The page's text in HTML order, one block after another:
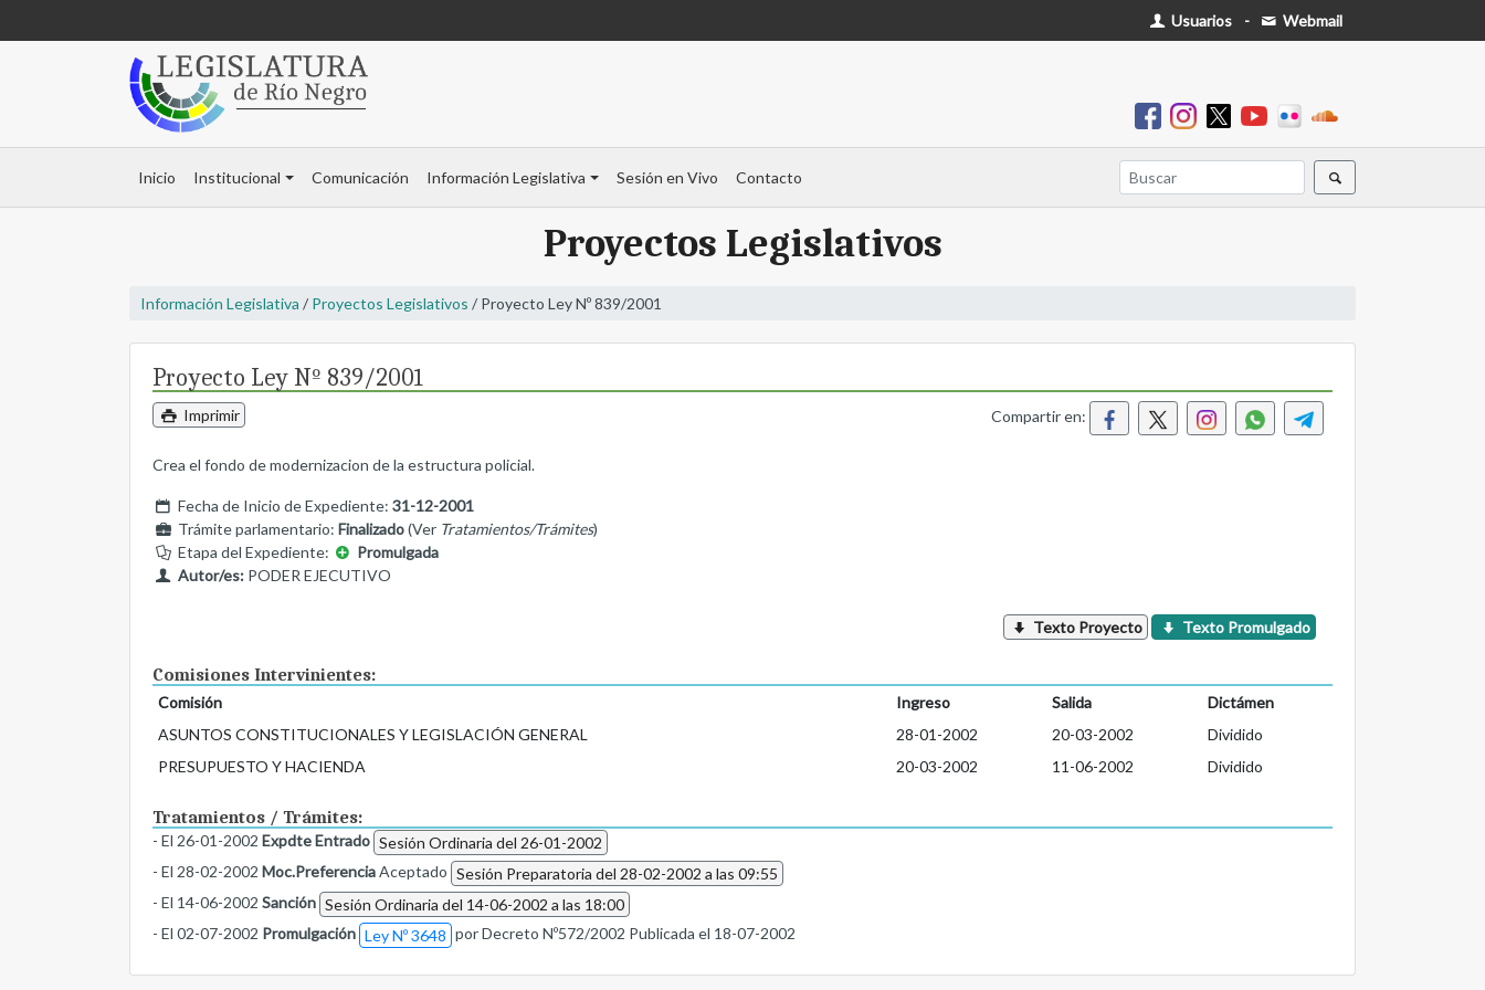
Usuarios - Webmail
Inicio Institucional Comunicación Información Legislativa Sesión en Vivo Contacto
Proyectos Legislativos
Información Legislativa / Proyectos Legislativos / Proyecto Ley Nº 839/2001
Proyecto Ley Nº 839/2001
Imprimir Compartir en:
Crea el fondo de modernizacion de la estructura policial.
Fecha de Inicio de Expediente: 31-12-2001
Trámite parlamentario: Finalizado(Ver Tratamientos/Trámites)
Etapa del Expediente:
Promulgada
Autor/es:PODER EJECUTIVO
Texto Proyecto Texto Promulgado
Comisiones Intervinientes:
Comisión Ingreso Salida
Dictámen
ASUNTOS CONSTITUCIONALES Y LEGISLACIÓN GENERAL
28-01-2002 20-03-2002
Dividido
PRESUPUESTO Y HACIENDA
20-03-2002 11-06-2002 Dividido
Tratamientos / Trámites:
- El 26-01-2002 Expdte Entrado Sesión Ordinaria del 26-01-2002
- El 28-02-2002 Moc.PreferenciaAceptado Sesión Preparatoria del 28-02-2002 a las 09:55
- El 14-06-2002 Sanción Sesión Ordinaria del 14-06-2002 a las 18:00
- El 02-07-2002 Promulgación Ley Nº 3648 por Decreto Nº572/2002 Publicada el 18-07-2002